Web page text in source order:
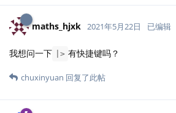
maths_hjxk 2021年5月22日 已编辑
我想问一下 |> 有快捷键吗？
chuxinyuan 回复了此帖